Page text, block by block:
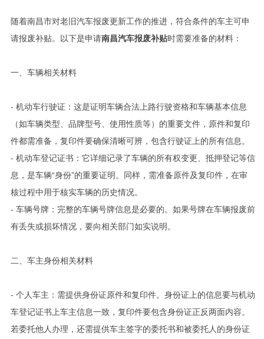
随着南昌市对老旧汽车报废更新工作的推进，符合条件的车主可申
请报废补贴。以下是申请南昌汽车报废补贴时需要准备的材料：
一、车辆相关材料
- 机动车行驶证：这是证明车辆合法上路行驶资格和车辆基本信息
（如车辆类型、品牌型号、使用性质等）的重要文件，原件和复印
件都需准备，复印件要确保清晰可辨，包含行驶证上的所有信息。
- 机动车登记证书：它详细记录了车辆的所有权变更、抵押登记等信
息，是车辆“身份”的重要证明。同样，需准备原件及复印件，在审
核过程中用于核实车辆的历史情况。
- 车辆号牌：完整的车辆号牌信息是必要的。如果号牌在车辆报废前
有丢失或损坏情况，要向相关部门如实说明。
二、车主身份相关材料
- 个人车主：需提供身份证原件和复印件。身份证上的信息要与机动
车登记证书上车主信息一致，复印件要包含身份证正反两面内容。
若委托他人办理，还需提供车主签字的委托书和被委托人的身份证